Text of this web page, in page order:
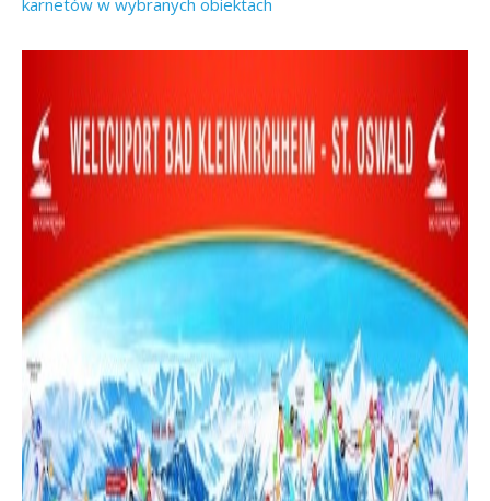
karnetów w wybranych obiektach